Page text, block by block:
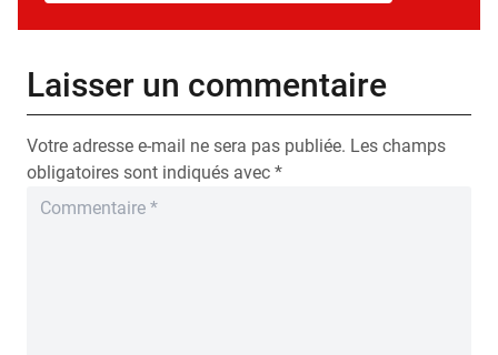
Laisser un commentaire
Votre adresse e-mail ne sera pas publiée. Les champs
obligatoires sont indiqués avec *